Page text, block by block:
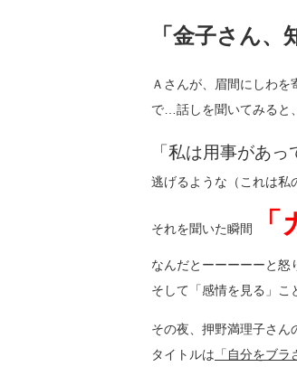
「金子さん、
Ａさんが、眉間にしわ
で…話しを聞いてみると
「私は用事があっ
逃げるような（これは私
それを聞いた瞬間
なんだとーーーーーと怒
そして「感情を見る」
その夜、押野満理子さん
タイトルは 「自分をブラ